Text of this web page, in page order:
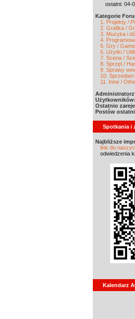
ostatni: 04-
Kategorie
1. Projekty /
2. Grafika /
3. Muzyka i
4.
5. Gry /
6. Użytki /
7. Scena /
8. Sprzęt /
9. Sprawy
10.
11. Inne /
Użytkowników:
Ostatnio
Postów
Spotkania i
Najbliższe
link do
odwiedzenia
Kalendarz